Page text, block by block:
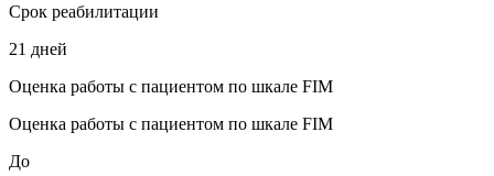
Срок реабилитации
21 дней
Оценка работы с пациентом по шкале FIM
Оценка работы с пациентом по шкале FIM
До